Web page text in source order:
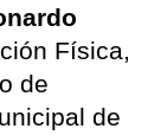
Física,
de
de